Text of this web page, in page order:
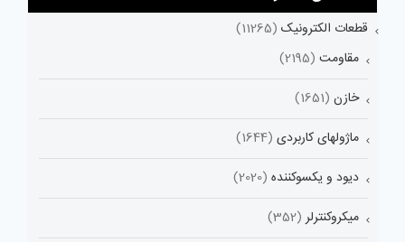
قطعات الکترونیک (11265)
مقاومت (2195)
خازن (1651)
ماژولهای کاربردی (1644)
دیود و یکسوکننده (2020)
میکروکنترلر (352)